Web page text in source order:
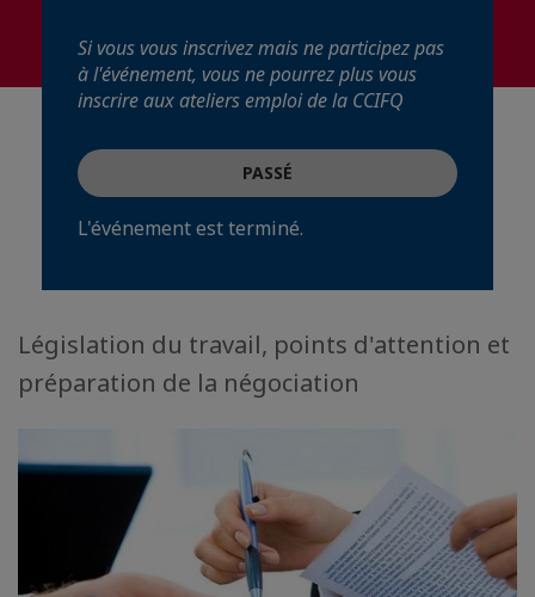
Si vous vous inscrivez mais ne participez pas
à l'événement, vous ne pourrez plus vous
inscrire aux ateliers emploi de la CCIFQ
PASSÉ
L'événement est terminé.
Législation du travail, points d'attention et
préparation de la négociation